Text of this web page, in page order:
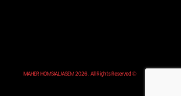
© MAHER HOMSIALJASEM 2026. All Rights Reserved